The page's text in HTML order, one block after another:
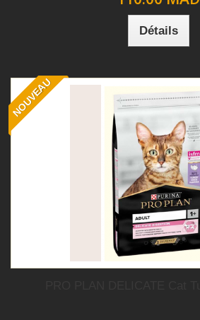
Détails
NOUVEAU